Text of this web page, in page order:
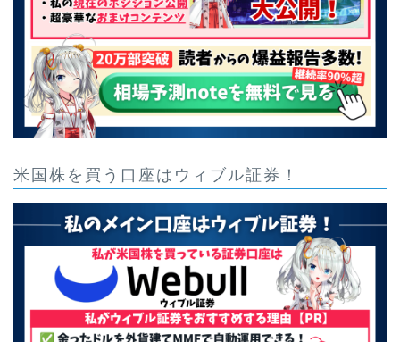
米国株を買う口座はウィブル証券！